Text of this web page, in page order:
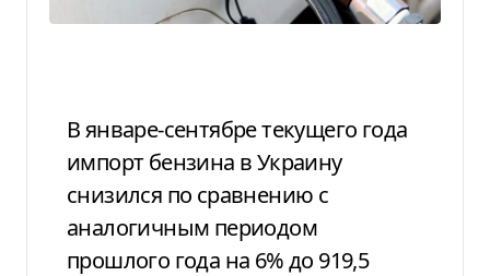
В январе-сентябре текущего года
импорт бензина в Украину
снизился по сравнению с
аналогичным периодом
прошлого года на 6% до 919,5